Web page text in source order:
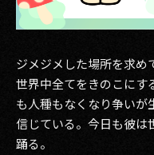
ジメジメした場所を求め
世界中全てをきのこにす
も人種もなくなり争いが
信じている。今日も彼は
踊る。